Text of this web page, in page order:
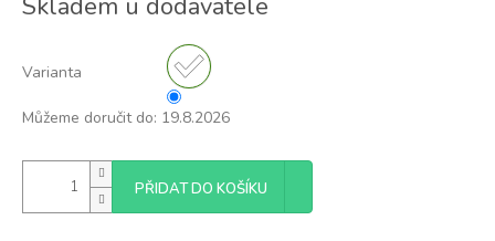
cena:
Skladem u dodavatele
Varianta
Můžeme doručit do: 19.8.2026
PŘIDAT DO KOŠÍKU